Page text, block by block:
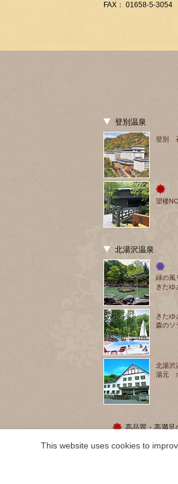
FAX： 01658-5-3054
登別温泉
登別
望楼
北湯沢温泉
緑の風
きたゆ
きたゆ
森のソ
北湯沢
湯元
高品質・高満足
This website uses cookies to